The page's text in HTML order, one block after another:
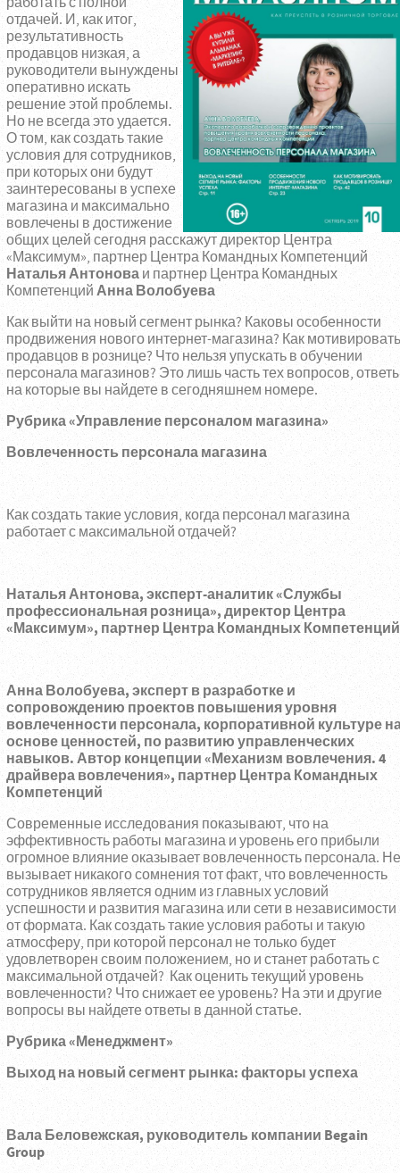
отдачей. И, как итог,
результативность
продавцов низкая, а
руководители вынуждены
оперативно искать
решение этой проблемы.
Но не всегда это удается.
О том, как создать такие
условия для сотрудников,
при которых они будут
заинтересованы в успехе
магазина и максимально
вовлечены в достижение
общих целей сегодня расскажут директор Центра
«Максимум», партнер Центра Командных Компетенций
Наталья Антонова и партнер Центра Командных
Компетенций Анна Волобуева
Как выйти на новый сегмент рынка? Каковы особенности
продвижения нового интернет-магазина? Как мотивировать
продавцов в рознице? Что нельзя упускать в обучении
персонала магазинов? Это лишь часть тех вопросов,
на которые вы найдете в сегодняшнем номере.
Рубрика «Управление персоналом магазина»
Вовлеченность персонала магазина
Как создать такие условия, когда персонал магазина
работает с максимальной отдачей?
Наталья Антонова, эксперт-аналитик «Службы
профессиональная розница», директор Центра
«Максимум», партнер Центра Командных Компетенций
Анна Волобуева, эксперт в разработке и
сопровождению проектов повышения уровня
вовлеченности персонала, корпоративной культуре
основе ценностей, по развитию управленческих
навыков. Автор концепции «Механизм вовлечения. 4
драйвера вовлечения», партнер Центра Командных
Компетенций
Современные исследования показывают, что на
эффективность работы магазина и уровень его прибыли
огромное влияние оказывает вовлеченность персонала. Не
вызывает никакого сомнения тот факт, что вовлеченность
сотрудников является одним из главных условий
успешности и развития магазина или сети в независимости
от формата. Как создать такие условия работы и такую
атмосферу, при которой персонал не только будет
удовлетворен своим положением, но и станет работать с
максимальной отдачей? Как оценить текущий уровень
вовлеченности? Что снижает ее уровень? На эти и другие
вопросы вы найдете ответы в данной статье.
Рубрика «Менеджмент»
Выход на новый сегмент рынка: факторы успеха
Вала Беловежская, руководитель компании Begain
Group